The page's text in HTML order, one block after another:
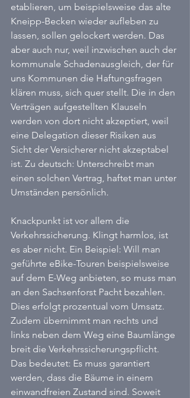
etablieren, um beispielsweise das alte
Kneipp-Becken wieder aufleben zu
lassen, sollen gelockert werden. Das
aber auch nur, weil inzwischen auch der
kommunale Schadenausgleich, der für
uns Kommunen die Haftungsfragen
klären muss, sich quer stellt. Die in den
Verträgen aufgestellten Klauseln
werden von dort nicht akzeptiert, weil
eine Delegation dieser Risiken aus
Sicht der Versicherer nicht akzeptabel
ist. Zu deutsch: Unterschreibt man
einen solchen Vertrag, haftet man unter
Umständen persönlich.
Knackpunkt ist vor allem die
Verkehrssicherung. Klingt harmlos, ist
es aber nicht. Ein Beispiel: Will man
geführte eBike-Touren beispielsweise
auf dem E-Weg anbieten, so muss man
an den Sachsenforst Pacht bezahlen.
Dies erfolgt prozentual vom Umsatz.
Zudem übernimmt man rechts und
links neben dem Weg eine Baumlänge
breit die Verkehrssicherungspflicht.
Das bedeutet: Es muss garantiert
werden, dass die Bäume in einem
einwandfreien Zustand sind. Soweit